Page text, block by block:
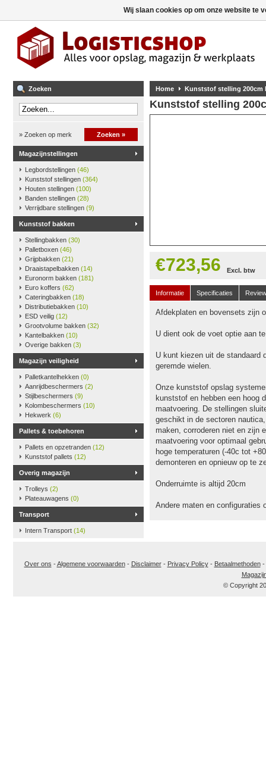
Zoeken
» Zoeken op merk Zoeken »
Magazijnstellingen
Legbordstellingen (46)
Kunststof stellingen (364)
Houten stellingen (100)
Banden stellingen (28)
Verrijdbare stellingen (9)
Kunststof bakken
Stellingbakken (30)
Palletboxen (46)
Grijpbakken (21)
Draaistapelbakken (14)
Euronorm bakken (181)
Euro koffers (62)
Cateringbakken (18)
Distributiebakken (10)
ESD veilig (12)
Grootvolume bakken (32)
Kantelbakken (10)
Overige bakken (3)
Magazijn veiligheid
Palletkantelhekken (0)
Aanrijdbeschermers (2)
Stijlbeschermers (9)
Kolombeschermers (10)
Hekwerk (6)
Pallets & toebehoren
Pallets en opzetranden (12)
Kunststof pallets (12)
Overig magazijn
Trolleys (2)
Plateauwagens (0)
Transport
Intern Transport (14)
Home Kunststof stelling 200cm
Kunststof stelling
€723,56 Excl. btw
Informatie Specificaties
Afdekplaten en bovensets zijn
U dient ook de voet optie aan
U kunt kiezen uit de standaard
geremde wielen.
Onze kunststof opslag
kunststof en hebben een hoog
maatvoering. De stellingen
geschikt in de sectoren
maken, corroderen niet en zijn
maatvoering voor optimaal
hoge temperaturen (-40c tot
demonteren en opnieuw op te
Onderruimte is altijd 20cm
Andere maten en configuraties
Over ons -Algemene voorwaarden- Disclaimer- Privacy Policy- Betaalmethoden-
© Copyright
Wij slaan cookies op om onze website te